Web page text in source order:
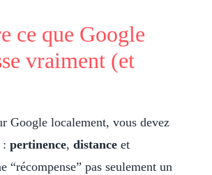
ce que Google
vraiment (et
Google localement, vous devez
: pertinence, distance et
“récompense” pas seulement un